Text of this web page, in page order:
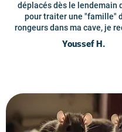
déplacés dès le lendemain
pour traiter une "famille"
rongeurs dans ma cave, je
Youssef H.